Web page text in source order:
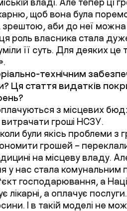
щоб вона була
аби до неї можна
роль власника стала
її суть. Для деяких це
технічним
Ця стаття видатків
з місцевих
витрачати гроші НСЗУ.
були якісь проблеми з
грошей –
на місцеву владу.
у нас стала комунальним
господарювання, а
лікарні, а оплачує
І в такій моделі не